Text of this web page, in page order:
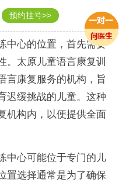
预约挂号>>
中心的位置，首先需要
。太原儿童语言康复训
言康复服务的机构，旨
迟缓挑战的儿童。这种
机构内，以便提供全面
中心可能位于专门的儿
置选择通常是为了确保